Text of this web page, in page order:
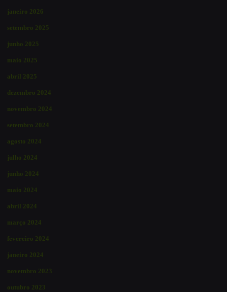
janeiro 2026
setembro 2025
junho 2025
maio 2025
abril 2025
dezembro 2024
novembro 2024
setembro 2024
agosto 2024
julho 2024
junho 2024
maio 2024
abril 2024
março 2024
fevereiro 2024
janeiro 2024
novembro 2023
outubro 2023